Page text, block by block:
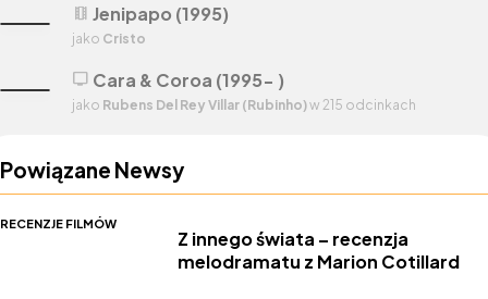
theaters Jenipapo (1995)
jako Cristo
tv Cara & Coroa (1995- )
jako Rubens Del Rey Villar (Rubinho)w 215 odcinkach
Powiązane Newsy
RECENZJE FILMÓW
Z innego świata – recenzja
melodramatu z Marion Cotillard